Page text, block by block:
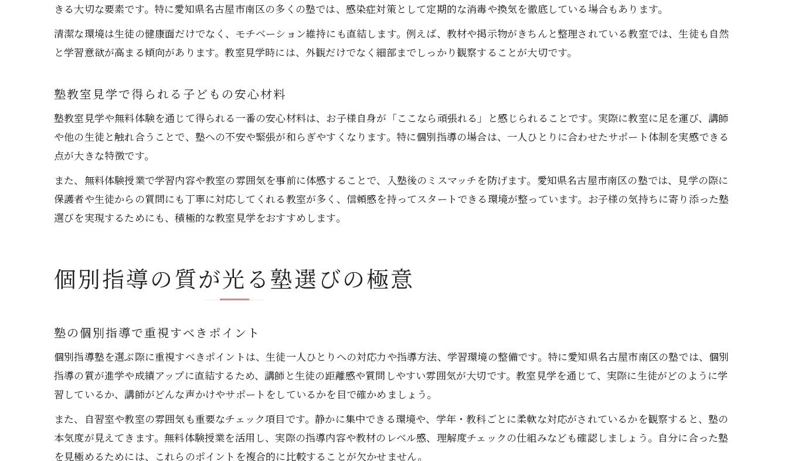
きる大切な要素です。特に愛知県名古屋市南区の多くの塾では、感染症対策として定期的な消毒や換気を徹底している場合もあります。
清潔な環境は生徒の健康面だけでなく、モチベーション維持にも直結します。例えば、教材や掲示物がきちんと整理されている教室では、生徒も自然
と学習意欲が高まる傾向があります。教室見学時には、外観だけでなく細部までしっかり観察することが大切です。
塾教室見学で得られる子どもの安心材料
塾教室見学や無料体験を通じて得られる一番の安心材料は、お子様自身が「ここなら頑張れる」と感じられることです。実際に教室に足を運び、講師
や他の生徒と触れ合うことで、塾への不安や緊張が和らぎやすくなります。特に個別指導の場合は、一人ひとりに合わせたサポート体制を実感できる
点が大きな特徴です。
また、無料体験授業で学習内容や教室の雰囲気を事前に体感することで、入塾後のミスマッチを防げます。愛知県名古屋市南区の塾では、見学の際に
保護者や生徒からの質問にも丁寧に対応してくれる教室が多く、信頼感を持ってスタートできる環境が整っています。お子様の気持ちに寄り添った塾
選びを実現するためにも、積極的な教室見学をおすすめします。
個別指導の質が光る塾選びの極意
塾の個別指導で重視すべきポイント
個別指導塾を選ぶ際に重視すべきポイントは、生徒一人ひとりへの対応力や指導方法、学習環境の整備です。特に愛知県名古屋市南区の塾では、個別
指導の質が進学や成績アップに直結するため、講師と生徒の距離感や質問しやすい雰囲気が大切です。教室見学を通じて、実際に生徒がどのように学
習しているか、講師がどんな声かけやサポートをしているかを目で確かめましょう。
また、自習室や教室の雰囲気も重要なチェック項目です。静かに集中できる環境や、学年・教科ごとに柔軟な対応がされているかを観察すると、塾の
本気度が見えてきます。無料体験授業を活用し、実際の指導内容や教材のレベル感、理解度チェックの仕組みなども確認しましょう。自分に合った塾
を見極めるためには、これらのポイントを複合的に比較することが欠かせません。